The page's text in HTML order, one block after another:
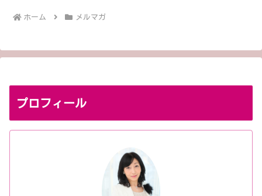
ホーム メルマガ
プロフィール